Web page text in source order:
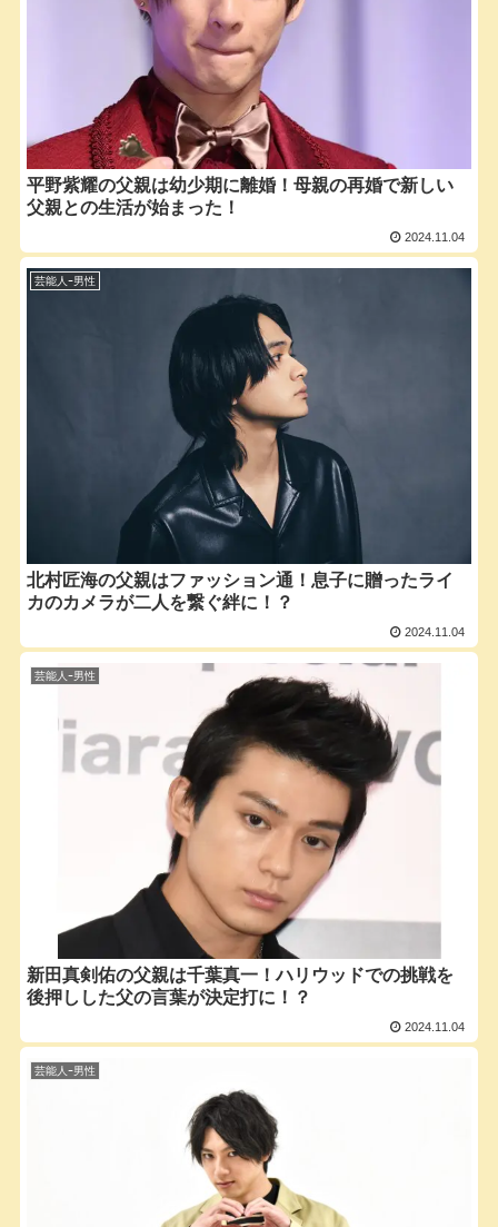
平野紫耀の父親は幼少期に離婚！母親の再婚で新しい
父親との生活が始まった！
2024.11.04
芸能人ｰ男性
北村匠海の父親はファッション通！息子に贈ったライ
カのカメラが二人を繋ぐ絆に！？
2024.11.04
芸能人ｰ男性
新田真剣佑の父親は千葉真一！ハリウッドでの挑戦を
後押しした父の言葉が決定打に！？
2024.11.04
芸能人ｰ男性